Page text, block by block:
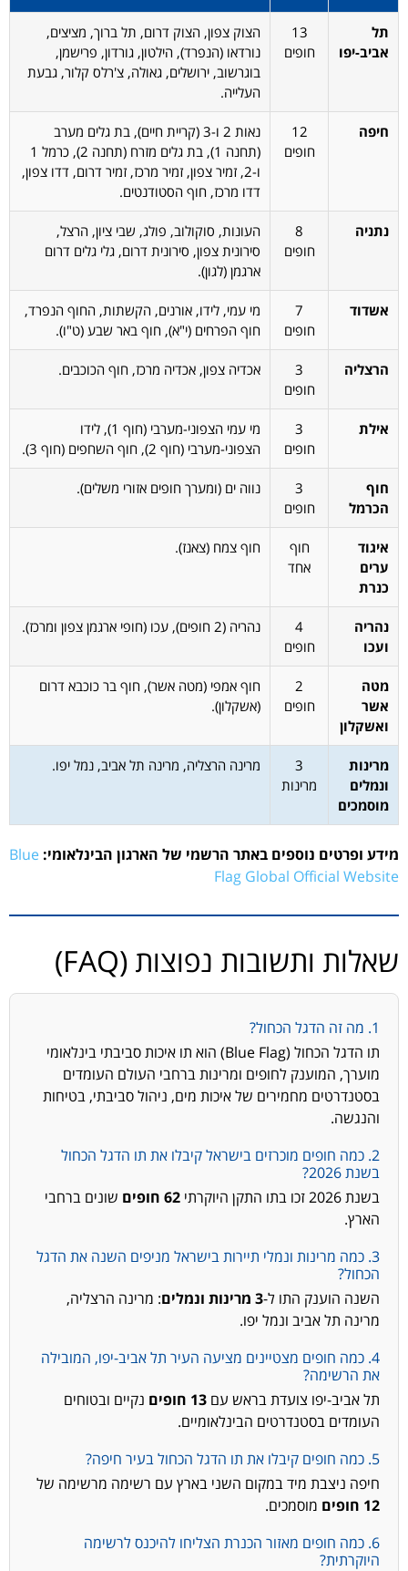
תל
אביב-יפו
13
חופים
הצוק צפון, הצוק דרום, תל ברוך, מציצים,
נורדאו (הנפרד), הילטון, גורדון, פרישמן,
בוגרשוב, ירושלים, גאולה, צ'רלס קלור, גבעת
העלייה.
חיפה
12
חופים
נאות 2 ו-3 (קריית חיים), בת גלים מערב
(תחנה 1), בת גלים מזרח (תחנה 2), כרמל 1
ו-2, זמיר צפון, זמיר מרכז, זמיר דרום, דדו צפון,
דדו מרכז, חוף הסטודנטים.
נתניה
8
חופים
העונות, סוקולוב, פולג, שבי ציון, הרצל,
סירונית צפון, סירונית דרום, גלי גלים דרום
ארגמן (לגון).
אשדוד
7
חופים
מי עמי, לידו, אורנים, הקשתות, החוף הנפרד,
חוף הפרחים (י"א), חוף באר שבע (ט"ו).
הרצליה
3
חופים
אכדיה צפון, אכדיה מרכז, חוף הכוכבים.
אילת
3
חופים
מי עמי הצפוני-מערבי (חוף 1), לידו
הצפוני-מערבי (חוף 2), חוף השחפים (חוף 3).
חוף
הכרמל
3
חופים
נווה ים (ומערך חופים אזורי משלים).
איגוד
ערים
כנרת
חוף
אחד
חוף צמח (צאנז).
נהריה
ועכו
4
חופים
נהריה (2 חופים), עכו (חופי ארגמן צפון ומרכז).
מטה
אשר
ואשקלון
2
חופים
חוף אמפי (מטה אשר), חוף בר כוכבא דרום
(אשקלון).
מרינות
ונמלים
מוסמכים
3
מרינות
מרינה הרצליה, מרינה תל אביב, נמל יפו.
מידע ופרטים נוספים באתר הרשמי של הארגון הבינלאומי: Blue
Flag Global Official Website
שאלות ותשובות נפוצות (FAQ)
1. מה זה הדגל הכחול?
תו הדגל הכחול (Blue Flag) הוא תו איכות סביבתי בינלאומי
מוערך, המוענק לחופים ומרינות ברחבי העולם העומדים
בסטנדרטים מחמירים של איכות מים, ניהול סביבתי, בטיחות
והנגשה.
2. כמה חופים מוכרזים בישראל קיבלו את תו הדגל הכחול
בשנת 2026?
בשנת 2026 זכו בתו התקן היוקרתי
62 חופים
שונים ברחבי
הארץ.
3. כמה מרינות ונמלי תיירות בישראל מניפים השנה את הדגל
הכחול?
השנה הוענק התו ל-3 מרינות ונמלים
: מרינה הרצליה,
מרינה תל אביב ונמל יפו.
4. כמה חופים מצטיינים מציעה העיר תל אביב-יפו, המובילה
את הרשימה?
תל אביב-יפו צועדת בראש עם 13 חופים
נקיים ובטוחים
העומדים בסטנדרטים הבינלאומיים.
5. כמה חופים קיבלו את תו הדגל הכחול בעיר חיפה?
חיפה ניצבת מיד במקום השני בארץ עם רשימה מרשימה של
12 חופים
מוסמכים.
6. כמה חופים מאזור הכנרת הצליחו להיכנס לרשימה
היוקרתית?